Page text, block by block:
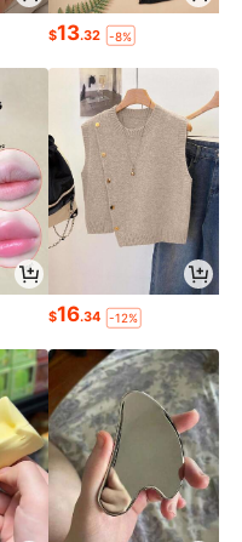
$13.32 -8%
$16.34 -12%